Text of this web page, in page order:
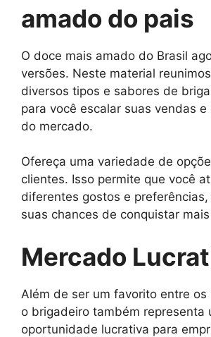
amado do pais
O doce mais amado do Brasil
versões. Neste material
diversos tipos e sabores de
para você escalar suas vendas
do mercado.
Ofereça uma variedade de
clientes. Isso permite que você
diferentes gostos e
suas chances de conquistar
Mercado
Além de ser um favorito entre os
o brigadeiro também representa
oportunidade lucrativa para